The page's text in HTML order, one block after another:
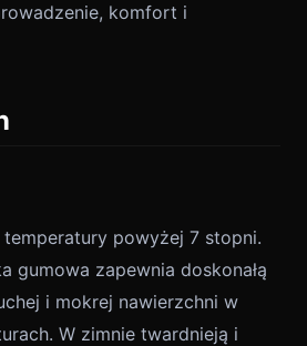
komfort i
powyżej 7 stopni.
gumowa zapewnia doskonałą
i mokrej nawierzchni w
W zimnie twardnieją i